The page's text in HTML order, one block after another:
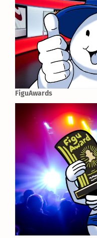
FiguAwards